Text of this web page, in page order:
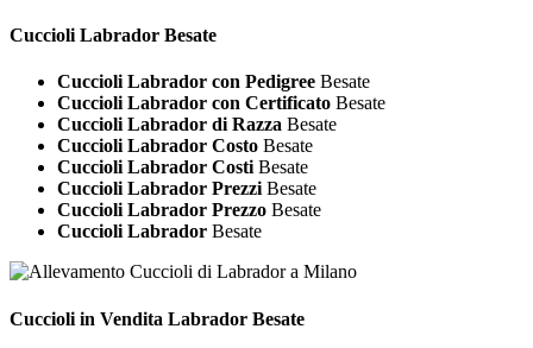
Cuccioli Labrador Besate
Cuccioli Labrador con Pedigree Besate
Cuccioli Labrador con Certificato Besate
Cuccioli Labrador di Razza Besate
Cuccioli Labrador Costo Besate
Cuccioli Labrador CostiBesate
Cuccioli Labrador PrezziBesate
Cuccioli Labrador Prezzo Besate
Cuccioli Labrador Besate
Cuccioli in Vendita Labrador Besate